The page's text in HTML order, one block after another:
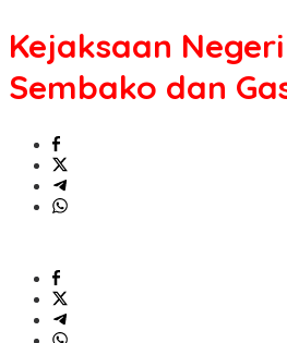
&
Gelar
Kejaksaan
Sembako dan